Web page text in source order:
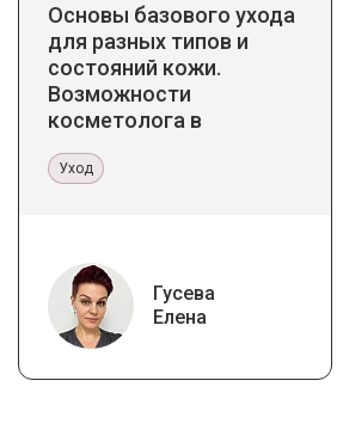
Основы базового ухода
для разных типов и
состояний кожи.
Возможности
косметолога в
Уход
Гусева
Елена